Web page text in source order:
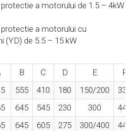
a motorului de 1.5 – 4kW
a motorului cu
(YD) de 5.5 – 15 kW
B C D E
F
555 410 180 150/200
645 545 230 300
645 605 275 300/400